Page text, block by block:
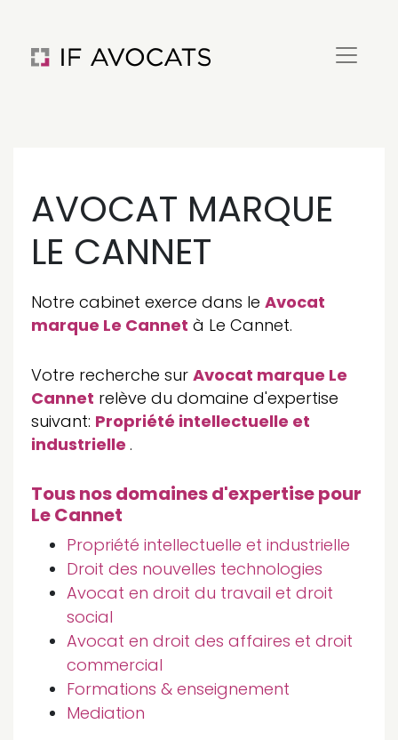
AVOCAT MARQUE
LE CANNET
Notre cabinet exerce dans le Avocat
marque Le Cannet à Le Cannet.
Votre recherche sur Avocat marque Le
Cannet relève du domaine d'expertise
suivant: Propriété intellectuelle et
industrielle .
Tous nos domaines d'expertise pour
Le Cannet
Propriété intellectuelle et industrielle
Droit des nouvelles technologies
Avocat en droit du travail et droit
social
Avocat en droit des affaires et droit
commercial
Formations & enseignement
Mediation